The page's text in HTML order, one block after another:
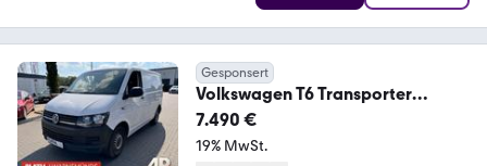
Gesponsert
Volkswagen T6 Transporter
Kasten-Kombi Kasten
7.490 €
19% MwSt.